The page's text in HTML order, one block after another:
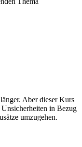
Aber dieser Kurs
in Bezug
umzugehen.